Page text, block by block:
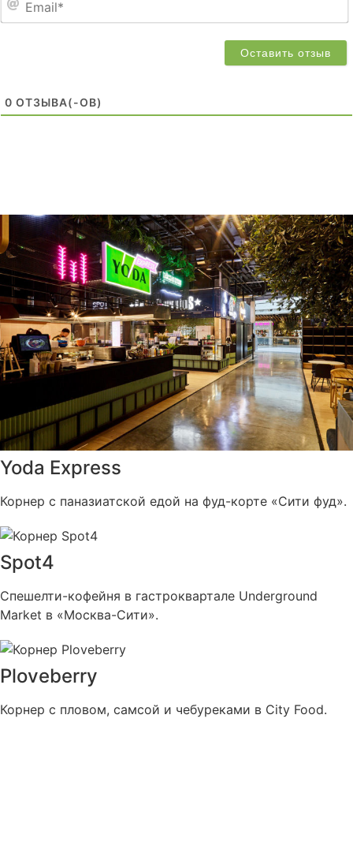
0 ОТЗЫВA(-ОВ)
Yoda Express
Корнер с паназиатской едой на фуд-корте «Сити фуд».
Spot4
Спешелти-кофейня в гастроквартале Underground
Market в «Москва-Cити».
Ploveberry
Корнер с пловом, самсой и чебуреками в City Food.